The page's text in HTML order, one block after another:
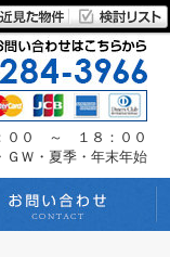
００ ～ １８：００
ＧＷ・夏季・年末年始